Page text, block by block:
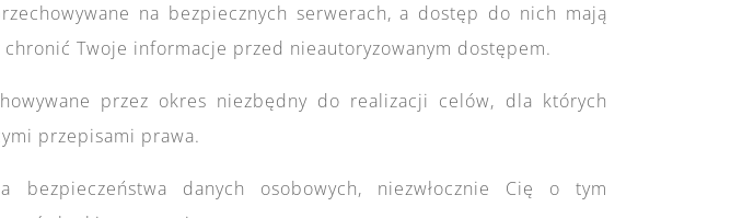
na bezpiecznych serwerach, a dostęp do nich mają
Twoje informacje przed nieautoryzowanym dostępem.
przez okres niezbędny do realizacji celów, dla których
przepisami prawa.
bezpieczeństwa danych osobowych, niezwłocznie Cię o tym